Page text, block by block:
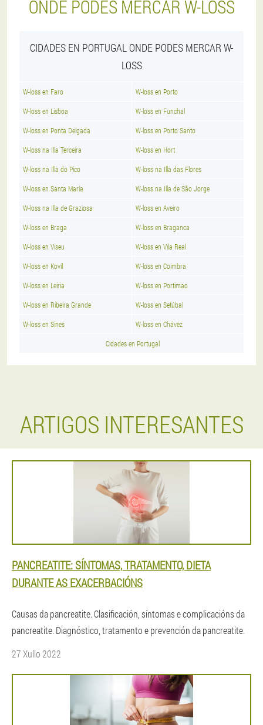
ONDE PODES MERCAR W-LOSS
CIDADES EN PORTUGAL ONDE PODES MERCAR W-
LOSS
W-loss en Faro W-loss en Porto
W-loss en Lisboa W-loss en Funchal
W-loss en Ponta Delgada W-loss en Porto Santo
W-loss na Illa Terceira W-loss en Hort
W-loss na Illa do Pico W-loss na Illa das Flores
W-loss en Santa María W-loss na Illa de São Jorge
W-loss na Illa de Graziosa W-loss en Aveiro
W-loss en Braga W-loss en Braganca
W-loss en Viseu W-loss en Vila Real
W-loss en Kovil W-loss en Coimbra
W-loss en Leiria W-loss en Portimao
W-loss en Ribeira Grande W-loss en Setúbal
W-loss en Sines W-loss en Chávez
Cidades en Portugal
ARTIGOS INTERESANTES
PANCREATITE: SÍNTOMAS, TRATAMENTO, DIETA
DURANTE AS EXACERBACIÓNS
Causas da pancreatite. Clasificación, síntomas e complicacións da
pancreatite. Diagnóstico, tratamento e prevención da pancreatite.
27 Xullo 2022